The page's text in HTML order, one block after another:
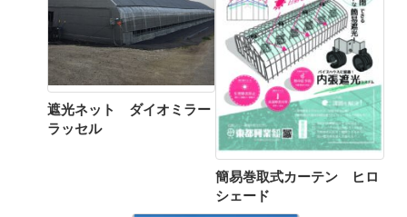
遮光ネット ダイオミラー
ラッセル
簡易巻取式カーテン ヒロ
シェード